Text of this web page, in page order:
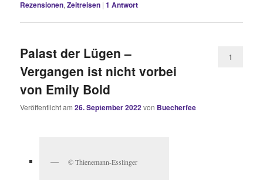
Rezensionen,Zeitreisen |1 Antwort
Palast der Lügen –
Vergangen ist nicht vorbei
von Emily Bold
Veröffentlicht am26. September 2022von Buecherfee
1
© Thienemann-Esslinger